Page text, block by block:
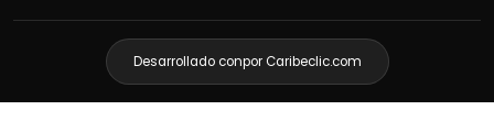
Desarrollado conpor Caribeclic.com